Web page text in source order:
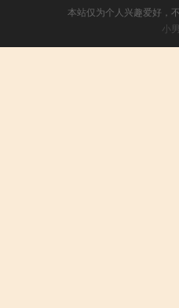
本站仅为个人兴趣爱好，
小